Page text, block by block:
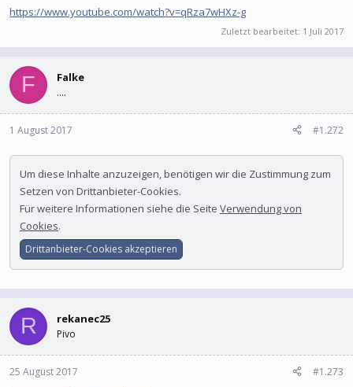
https://www.youtube.com/watch?v=qRza7wHXz-g
Zuletzt bearbeitet: 1 Juli 2017
F Falke
....
1 August 2017 #1.272
Um diese Inhalte anzuzeigen, benötigen wir die Zustimmung zum
Setzen von Drittanbieter-Cookies.
Für weitere Informationen siehe die Seite Verwendung von
Cookies.
Drittanbieter-Cookies akzeptieren
R rekanec25
Pivo
25 August 2017 #1.273